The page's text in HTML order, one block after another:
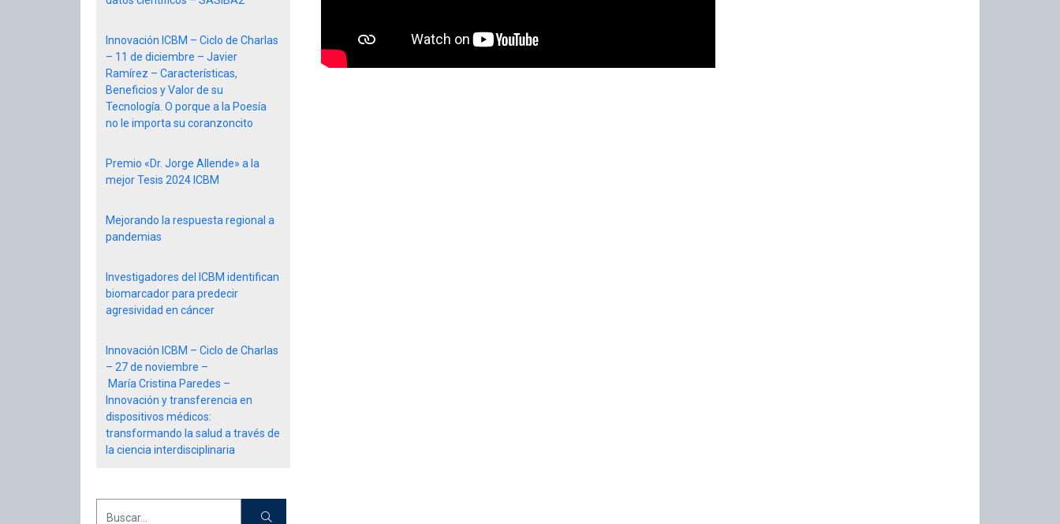
Innovación ICBM – Ciclo de Charlas
– 11 de diciembre – Javier
Ramírez – Características,
Beneficios y Valor de su
Tecnología. O porque a la Poesía
no le importa su coranzoncito
Premio «Dr. Jorge Allende» a la
mejor Tesis 2024 ICBM
Mejorando la respuesta regional a
pandemias
Investigadores del ICBM identifican
biomarcador para predecir
agresividad en cáncer
Innovación ICBM – Ciclo de Charlas
– 27 de noviembre –
María Cristina Paredes –
Innovación y transferencia en
dispositivos médicos:
transformando la salud a través de
la ciencia interdisciplinaria